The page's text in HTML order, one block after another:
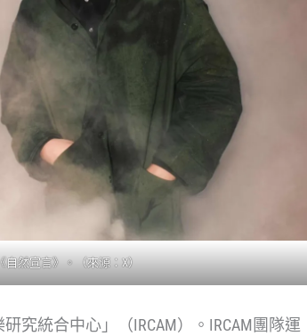
然宣言》。（來源：X）
究統合中心」（IRCAM）。IRCAM團隊運